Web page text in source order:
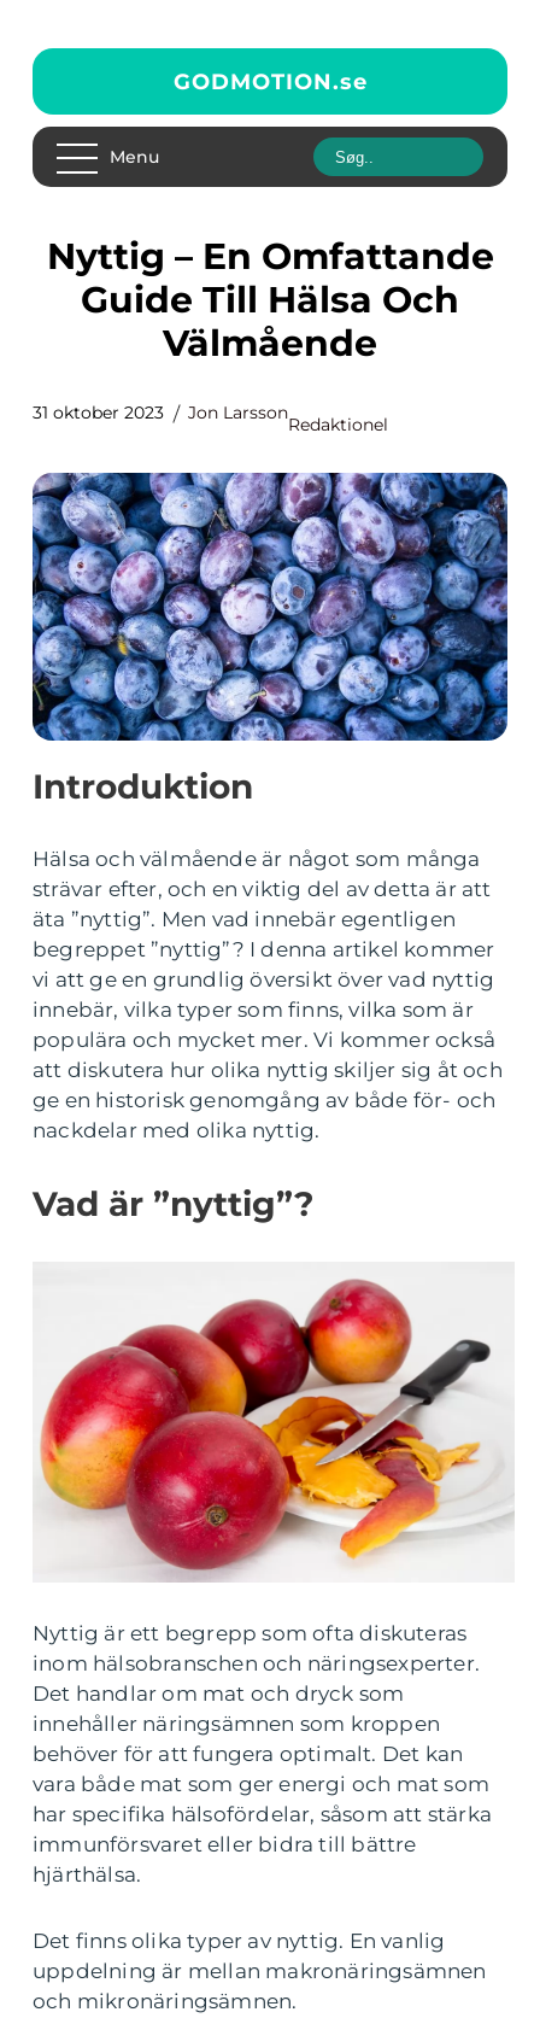
GODMOTION.se
Menu
Nyttig – En Omfattande
Guide Till Hälsa Och
Välmående
31 oktober 2023 Jon Larsson
Redaktionel
Introduktion
Hälsa och välmående är något som många
strävar efter, och en viktig del av detta är att
äta ”nyttig”. Men vad innebär egentligen
begreppet ”nyttig”? I denna artikel kommer
vi att ge en grundlig översikt över vad nyttig
innebär, vilka typer som finns, vilka som är
populära och mycket mer. Vi kommer också
att diskutera hur olika nyttig skiljer sig åt och
ge en historisk genomgång av både för- och
nackdelar med olika nyttig.
Vad är ”nyttig”?
Nyttig är ett begrepp som ofta diskuteras
inom hälsobranschen och näringsexperter.
Det handlar om mat och dryck som
innehåller näringsämnen som kroppen
behöver för att fungera optimalt. Det kan
vara både mat som ger energi och mat som
har specifika hälsofördelar, såsom att stärka
immunförsvaret eller bidra till bättre
hjärthälsa.
Det finns olika typer av nyttig. En vanlig
uppdelning är mellan makronäringsämnen
och mikronäringsämnen.